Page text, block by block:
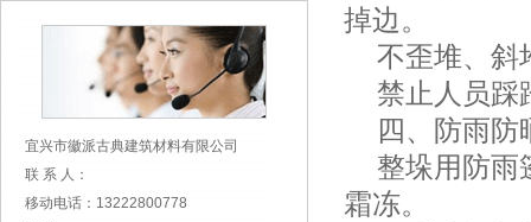
宜兴市徽派古典建筑材料有限公司
联 系 人：
移动电话：13222800778
掉边。
不歪堆、斜
禁止人员踩
四、防雨防
整垛用防雨
霜冻。